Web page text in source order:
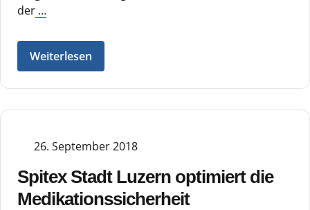
der …
Weiterlesen
26. September 2018
Spitex Stadt Luzern optimiert die
Medikationssicherheit